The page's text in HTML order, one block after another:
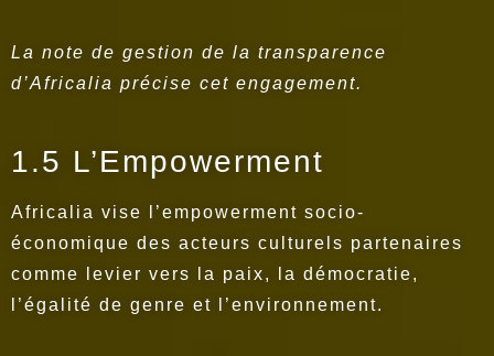
La note de gestion de la transparence
d’Africalia précise cet engagement.
1.5 L’Empowerment
Africalia vise l’empowerment socio-
économique des acteurs culturels partenaires
comme levier vers la paix, la démocratie,
l’égalité de genre et l’environnement.